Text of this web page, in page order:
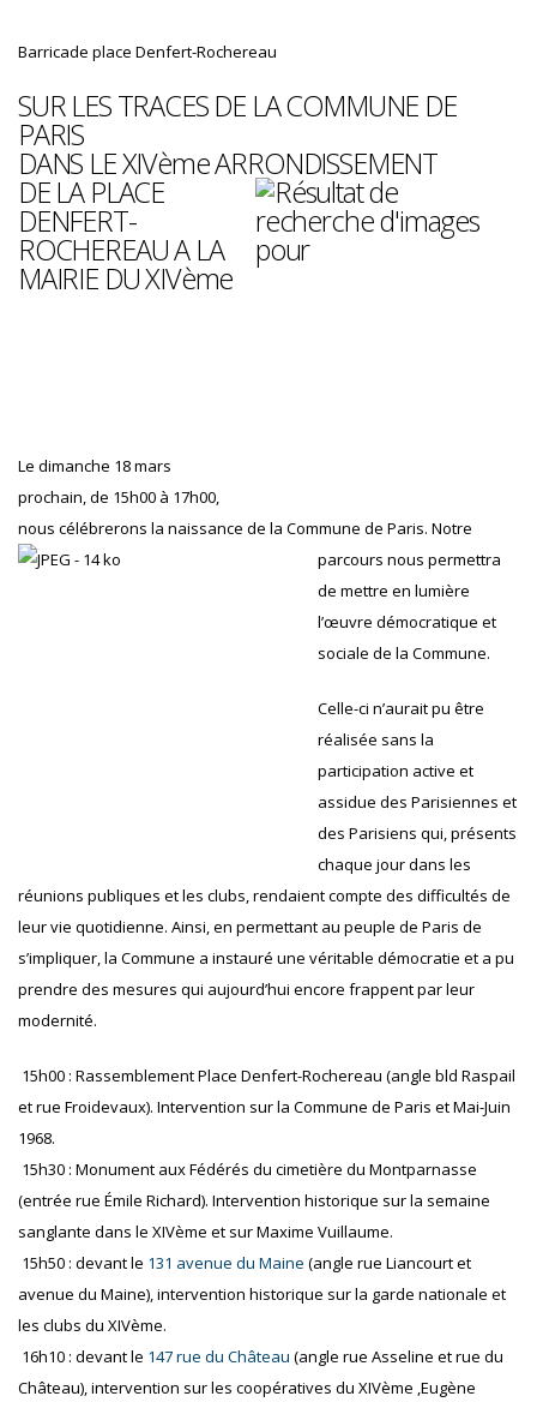
Barricade place Denfert-Rochereau
SUR LES TRACES DE LA COMMUNE DE
PARIS
DANS LE XIVème ARRONDISSEMENT
DE LA PLACE
DENFERT-
ROCHEREAU A LA
MAIRIE DU XIVème
Le dimanche 18 mars
prochain, de 15h00 à 17h00,
nous célébrerons la naissance de la Commune de Paris. Notre
parcours nous permettra
de mettre en lumière
l’œuvre démocratique et
sociale de la Commune.
Celle-ci n’aurait pu être
réalisée sans la
participation active et
assidue des Parisiennes et
des Parisiens qui, présents
chaque jour dans les
réunions publiques et les clubs, rendaient compte des difficultés de
leur vie quotidienne. Ainsi, en permettant au peuple de Paris de
s’impliquer, la Commune a instauré une véritable démocratie et a pu
prendre des mesures qui aujourd’hui encore frappent par leur
modernité.
15h00 : Rassemblement Place Denfert-Rochereau (angle bld Raspail
et rue Froidevaux). Intervention sur la Commune de Paris et Mai-Juin
1968.
15h30 : Monument aux Fédérés du cimetière du Montparnasse
(entrée rue Émile Richard). Intervention historique sur la semaine
sanglante dans le XIVème et sur Maxime Vuillaume.
15h50 : devant le 131 avenue du Maine (angle rue Liancourt et
avenue du Maine), intervention historique sur la garde nationale et
les clubs du XIVème.
16h10 : devant le 147 rue du Château (angle rue Asseline et rue du
Château), intervention sur les coopératives du XIVème ,Eugène